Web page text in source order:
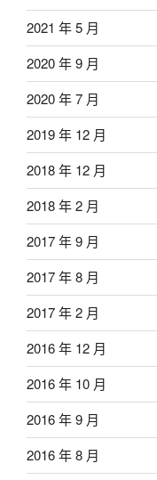
2021 年 5 月
2020 年 9 月
2020 年 7 月
2019 年 12 月
2018 年 12 月
2018 年 2 月
2017 年 9 月
2017 年 8 月
2017 年 2 月
2016 年 12 月
2016 年 10 月
2016 年 9 月
2016 年 8 月